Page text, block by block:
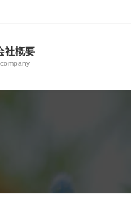
社概要
company